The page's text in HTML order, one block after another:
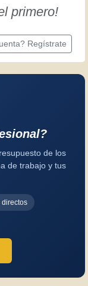
primero!
Regístrate
de los
de trabajo y tus
directos